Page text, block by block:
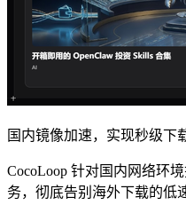
国内镜像加速，实现秒级下
CocoLoop 针对国内网络环
务，彻底告别海外下载的低